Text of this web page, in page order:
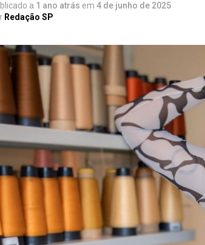
a 1 ano atrás em 4 de junho de 2025
Redação SP